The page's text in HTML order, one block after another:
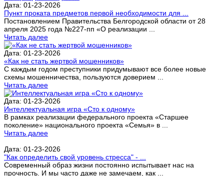
Дата: 01-23-2026
Пункт проката предметов первой необходимости для ...
Постановлением Правительства Белгородской области от 28
апреля 2025 года №227-пп «О реализации ...
Читать далее
Дата: 01-23-2026
«Как не стать жертвой мошенников»
С каждым годом преступники придумывают все более новые
схемы мошенничества, пользуются доверием ...
Читать далее
Дата: 01-23-2026
Интеллектуальная игра «Сто к одному»
В рамках реализации федерального проекта «Старшее
поколение» национального проекта «Семья» в ...
Читать далее
Дата: 01-23-2026
"Как определить свой уровень стресса" - ...
Современный образ жизни постоянно испытывает нас на
прочность. И мы часто даже не замечаем, как ...